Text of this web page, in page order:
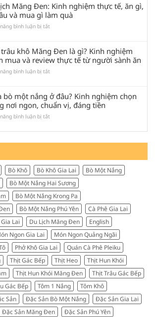
gì?
Review
một
Đen
chuẩn
khi
ghé
Quảng
Ngãi
Quảng
Ngãi:
Vì
sao
nắng
Măng
lại
săn
tìm
nhiều
đến
Măng Đen: Kinh nghiệm thực tế, ăn gì,
và mua gì làm quà
bình luận bị tắtở
Măng
Đen:
Kinh
nghiệm
ăn
gì,
đâu
gì
quà
khô Măng Đen là gì? Kinh nghiệm
mua và review thực tế từ người sành ăn
bình luận bị tắtở
khô
Măng
Đen
là
Kinh
nghiệm
và
review
thực
tế
từ
người
sành
ăn
bò một nắng ở đâu? Kinh nghiệm chọn
nơi ngon, chuẩn vị, đáng tiền
bình luận bị tắtở
bò
Kinh
nghiệm
chọn
đúng
nơi
ngon,
chuẩn
vị,
đáng
tiền
Bò Khô Bò Khô Gia Lai
Bò Một Nắng
Bò Một Nắng Hai Sương
Bò Một Nắng Krong Pa
Bò Một Nắng Phú Yên
Cà Phê Gia Lai
Lai Du Lịch Măng Đen
English
Ngon Gia Lai
Món Ngon Quảng Ngãi
Phở Khô Gia Lai
Quán Cà Phê Pleiku
Thịt Gác Bếp Thịt Heo
Thịt Hun Khói
Thịt Hun Khói Măng Đen
Thịt Trâu Gác Bếp
Gác Bếp Tôm 1 Nắng
Tôm Khô
Sản Đặc Sản Bò Một Nắng
Đặc Sản Gia Lai
Đặc Sản Măng Đen
Đặc Sản Phú Yên